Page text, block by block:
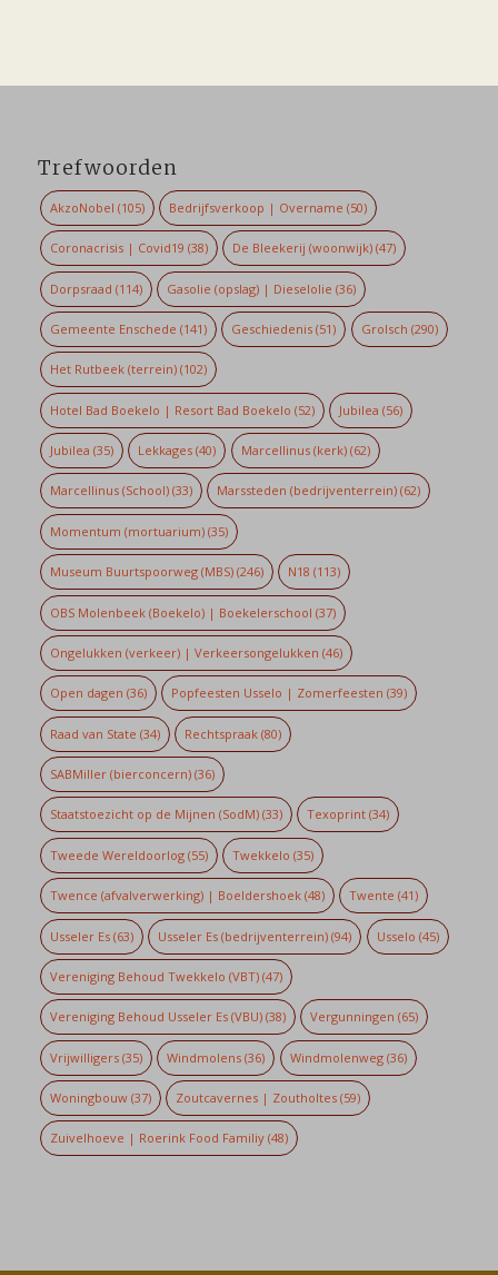
Trefwoorden
AkzoNobel (105) Bedrijfsverkoop | Overname (50)
Coronacrisis | Covid19 (38) De Bleekerij (woonwijk) (47)
Dorpsraad (114) Gasolie (opslag) | Dieselolie (36)
Gemeente Enschede (141) Geschiedenis (51) Grolsch (290)
Het Rutbeek (terrein)(102)
Hotel Bad Boekelo | Resort Bad Boekelo (52) Jubilea (56)
Jubilea (35) Lekkages (40) Marcellinus (kerk)(62)
Marcellinus (School)(33) Marssteden (bedrijventerrein) (62)
Momentum (mortuarium)(35)
Museum Buurtspoorweg (MBS)(246) N18 (113)
OBS Molenbeek (Boekelo) | Boekelerschool (37)
Ongelukken (verkeer) | Verkeersongelukken (46)
Open dagen (36) Popfeesten Usselo | Zomerfeesten (39)
Raad van State (34) Rechtspraak (80)
SABMiller (bierconcern)(36)
Staatstoezicht op de Mijnen (SodM)(33) Texoprint (34)
Tweede Wereldoorlog(55) Twekkelo (35)
Twence (afvalverwerking) | Boeldershoek(48) Twente (41)
Usseler Es(63) Usseler Es (bedrijventerrein) (94) Usselo (45)
Vereniging Behoud Twekkelo (VBT)(47)
Vereniging Behoud Usseler Es (VBU)(38) Vergunningen (65)
Vrijwilligers(35) Windmolens (36) Windmolenweg(36)
Woningbouw(37) Zoutcavernes | Zoutholtes (59)
Zuivelhoeve | Roerink Food Familiy(48)